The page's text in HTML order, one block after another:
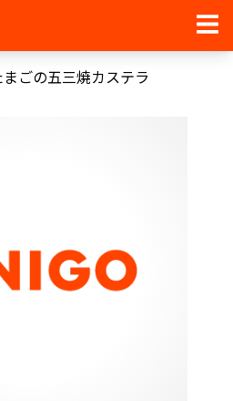
ごの五三焼カステラ